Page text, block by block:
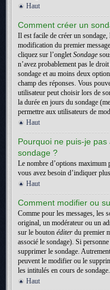
Haut
Comment créer un
Il est facile de créer un
modification du premier
cliquez sur l’ongletSondage
n’avez probablement pas le
sondage et au moins deux
champ des réponses. Vous
utilisateur peut choisir lors de
la durée en jours du sondage
permettre aux utilisateurs de
Haut
Pourquoi ne puis-je pas
sondage ?
Le nombre d’options maximum
vous avez besoin d’indiquer
Haut
Comment modifier ou
Comme pour les messages, les
original, un modérateur ou un
sur le bouton éditer du premier
associé le sondage). Si
supprimer le sondage.
peuvent le modifier ou le
les intitulés en cours de sondage.
Haut